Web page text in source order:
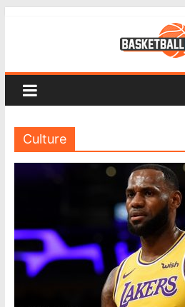
Culture